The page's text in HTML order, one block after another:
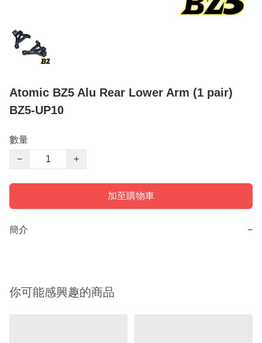
Atomic BZ5 Alu Rear Lower Arm (1 pair)
BZ5-UP10
數量
−
+
加至購物車
簡介 −
你可能感興趣的商品